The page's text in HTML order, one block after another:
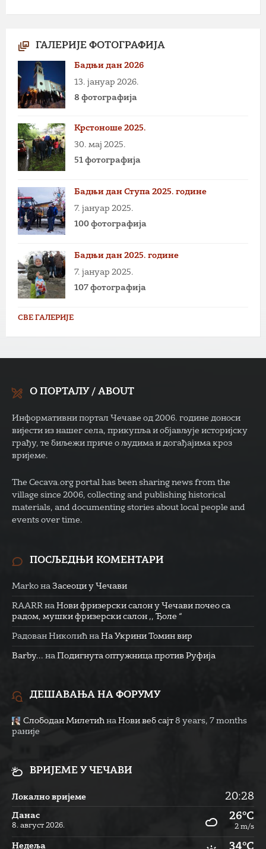
ГАЛЕРИЈЕ ФОТОГРАФИЈА
Бадњи дан 2026
13. јануар 2026.
8 фотографија
Крстоноше 2025.
30. мај 2025.
51 фотографија
Бадњи дан Ступа 2025. године
7. јануар 2025.
100 фотографија
Бадњи дан 2025. године
7. јануар 2025.
107 фотографија
СВЕ ГАЛЕРИЈЕ
О ПОРТАЛУ / ABOUT
Информативни портал Чечаве од 2006. године доноси
вијести из нашег села, прикупља и објављује историјску
грађу, те биљежи приче о људима и догађајима кроз
вријеме.
The Cecava.org portal has been sharing news from the
village since 2006, collecting and publishing historical
materials, and documenting stories about local people and
events over time.
ПОСЉЕДЊИ КОМЕНТАРИ
Marko на Засеоци у Чечави
RAARR на Нови фризерски салон у Чечави почео са
радом, мушки фризерски салон ,, Ђоле “
Радован Николић на На Укрини Томин вир
Barby... на Подигнута оптужница против Руфија
ДЕШАВАЊА НА ФОРУМУ
Слободан Милетић на Нови веб сајт 8 years, 7 months
раније
ВРИЈЕМЕ У ЧЕЧАВИ
Локално вријеме 20:28
Данас
8. август 2026.
26°C
2 m/s
Недеља 34°C